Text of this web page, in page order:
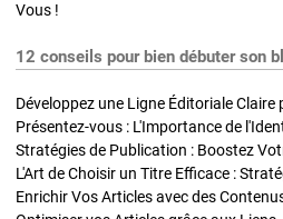
Vous !
12 conseils pour bien débuter son
Développez une Ligne Éditoriale Claire
Présentez-vous : L'Importance de
L'Art de Choisir un Titre Efficace :